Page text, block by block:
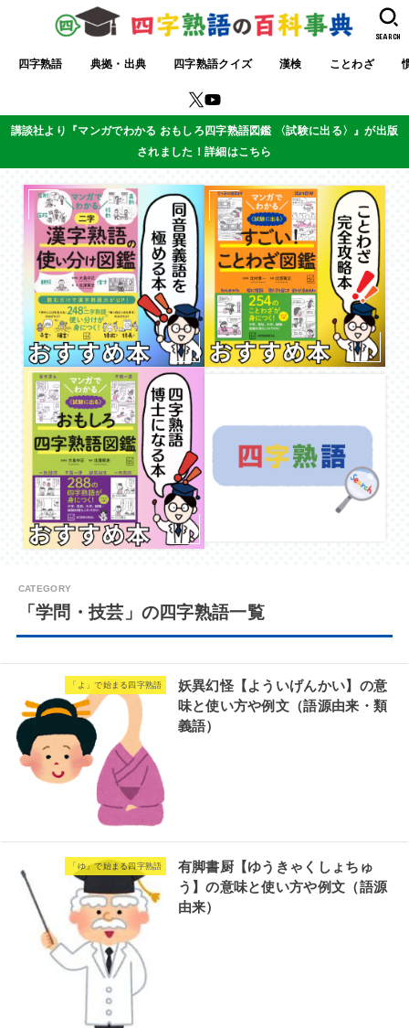
四字熟語 典拠・出典 四字熟語クイズ 漢検 ことわざ
SEARCH
講談社より『マンガでわかる おもしろ四字熟語図鑑 〈試験に出る〉』が出版
されました！詳細はこちら
「学問・技芸」の四字熟語一覧
「よ」で始まる四字熟語
妖異幻怪【よういげんかい】の意
味と使い方や例文（語源由来・類
義語）
「ゆ」で始まる四字熟語
有脚書厨【ゆうきゃくしょちゅ
う】の意味と使い方や例文（語源
由来）